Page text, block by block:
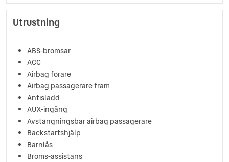
Utrustning
ABS-bromsar
ACC
Airbag förare
Airbag passagerare fram
Antisladd
AUX-ingång
Avstängningsbar airbag passagerare
Backstartshjälp
Barnlås
Broms-assistans